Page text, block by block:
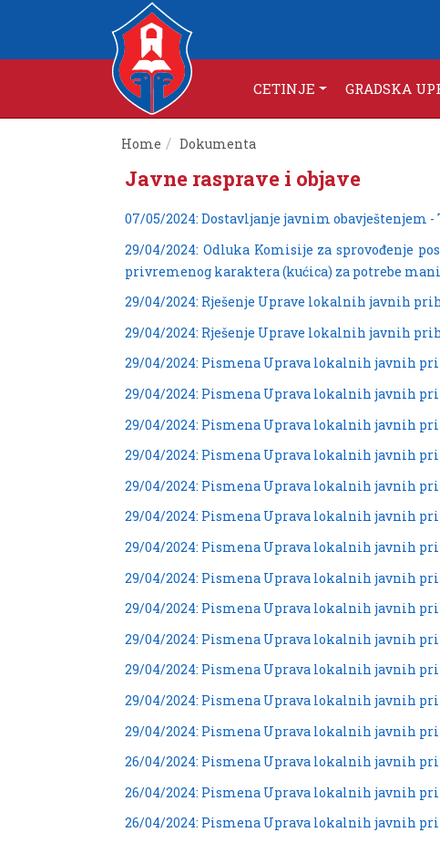
CETINJE GRADSKA
Home Dokumenta
Javne rasprave i objave
07/05/2024: Dostavljanje javnim obavještenjem -
29/04/2024: Odluka Komisije za sprovođenje
privremenog karaktera (kućica) za potrebe
29/04/2024: Rješenje Uprave lokalnih javnih
29/04/2024: Rješenje Uprave lokalnih javnih
29/04/2024: Pismena Uprava lokalnih javnih
29/04/2024: Pismena Uprava lokalnih javnih
29/04/2024: Pismena Uprava lokalnih javnih
29/04/2024: Pismena Uprava lokalnih javnih
29/04/2024: Pismena Uprava lokalnih javnih
29/04/2024: Pismena Uprava lokalnih javnih
29/04/2024: Pismena Uprava lokalnih javnih
29/04/2024: Pismena Uprava lokalnih javnih
29/04/2024: Pismena Uprava lokalnih javnih
29/04/2024: Pismena Uprava lokalnih javnih
29/04/2024: Pismena Uprava lokalnih javnih
29/04/2024: Pismena Uprava lokalnih javnih
29/04/2024: Pismena Uprava lokalnih javnih
26/04/2024: Pismena Uprava lokalnih javnih
26/04/2024: Pismena Uprava lokalnih javnih
26/04/2024: Pismena Uprava lokalnih javnih